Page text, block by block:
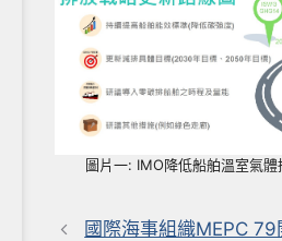
圖片一: IMO降低船舶溫室氣
國際海事組織MEPC